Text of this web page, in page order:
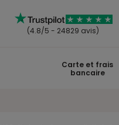
(4.8/5 - 24829 avis)
Carte et frais
bancaire